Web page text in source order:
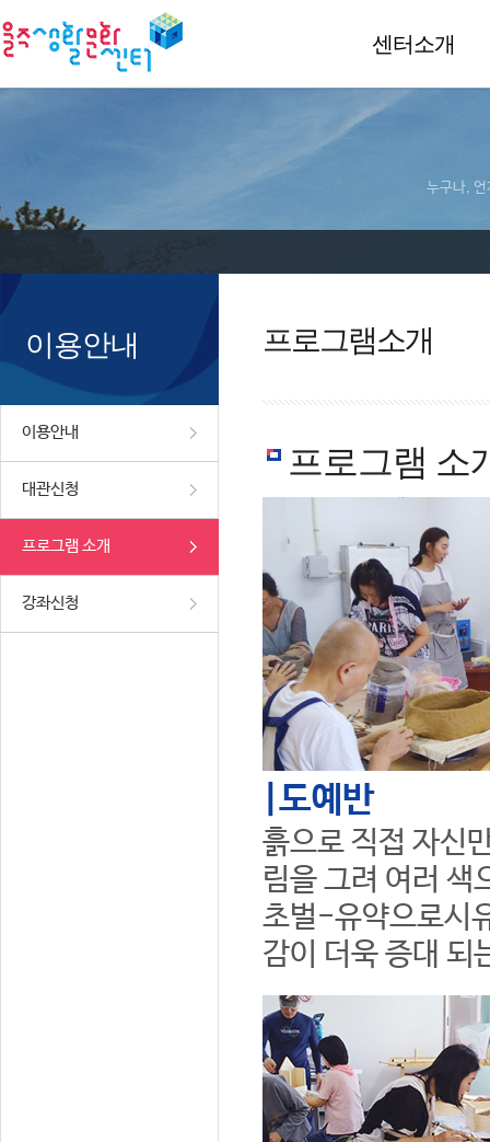
센터소개
누구나, 언
이용안내
이용안내
대관신청
프로그램 소개
강좌신청
프로그램소개
프로그램 소
|도예반
흙으로 직접 자신
림을 그려 여러 색
초벌-유약으로시
감이 더욱 증대 되